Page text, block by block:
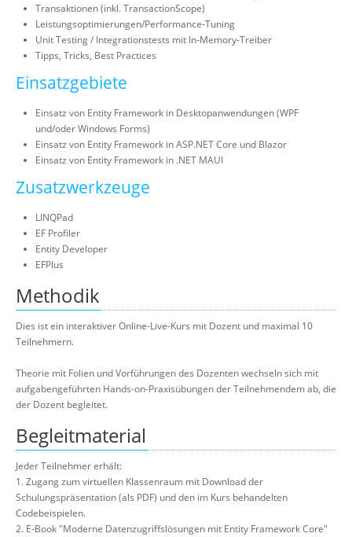
Transaktionen (inkl. TransactionScope)
Leistungsoptimierungen/Performance-Tuning
Unit Testing / Integrationstests mit In-Memory-Treiber
Tipps, Tricks, Best Practices
Einsatzgebiete
Einsatz von Entity Framework in Desktopanwendungen (WPF
und/oder Windows Forms)
Einsatz von Entity Framework in ASP.NET Core und Blazor
Einsatz von Entity Framework in .NET MAUI
Zusatzwerkzeuge
LINQPad
EF Profiler
Entity Developer
EFPlus
Methodik
Dies ist ein interaktiver Online-Live-Kurs mit Dozent und maximal 10
Teilnehmern.
Theorie mit Folien und Vorführungen des Dozenten wechseln sich mit
aufgabengeführten Hands-on-Praxisübungen der Teilnehmendem ab, die
der Dozent begleitet.
Begleitmaterial
Jeder Teilnehmer erhält:
1. Zugang zum virtuellen Klassenraum mit Download der
Schulungspräsentation (als PDF) und den im Kurs behandelten
Codebeispielen.
2. E-Book "Moderne Datenzugriffslösungen mit Entity Framework Core"